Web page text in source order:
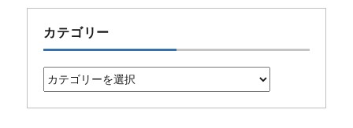
カテゴリー
カ
テ
ゴ